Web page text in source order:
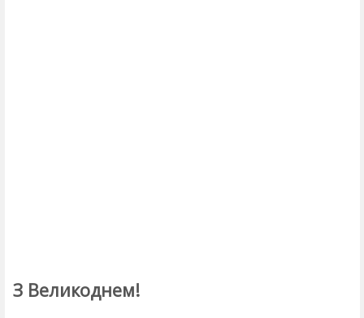
З Великоднем!